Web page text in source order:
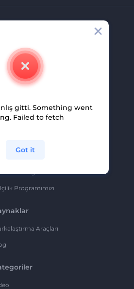
İletişim
Kariyer
Programı
Programımızı
Araçları
gitti. Something went
Failed to fetch
Got it